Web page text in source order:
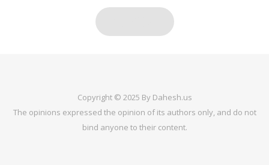
و الغاية منها , ثم اقدم نماذج متنوعة من الخوارق , و
انهي الفصل بالنظر الى المعجزات الداهشية في ضوء العلم
شهود معجزات الدكتور داهش :
ان شهود المعجزات التي تمّت على يد الدكتور داهش
Copyright © 2025 By Dahesh.us
The opinions expressed the opinion of its authors only, and do not
bind anyone to their content.